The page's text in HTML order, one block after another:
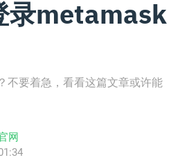
录metamask
不要着急，看看这篇文章或许能
网